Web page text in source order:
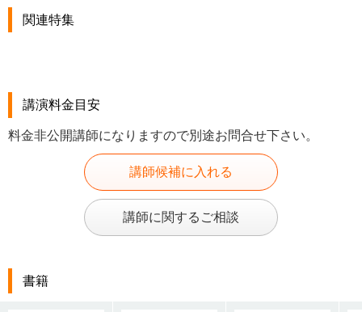
関連特集
講演料金目安
料金非公開講師になりますので別途お問合せ下さい。
講師候補に入れる
講師に関するご相談
書籍